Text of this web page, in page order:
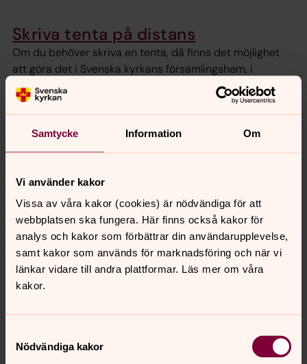
Samtycke Information Om
Vi använder kakor
Vissa av våra kakor (cookies) är nödvändiga för att
webbplatsen ska fungera. Här finns också kakor för
analys och kakor som förbättrar din användarupplevelse,
samt kakor som används för marknadsföring och när vi
länkar vidare till andra plattformar. Läs mer om våra
kakor.
Nödvändiga kakor
Skriva tenta på distans
Om du behöver skriva en tenta, då finns det möjlighet
att göra det i Svenska kyrkans församlingshem, i
Lausanne eller Zürich.
Nyttiga länkar i Schweiz
med våra riktlinjer.
Diakoni
Alla behöver vi ibland hjälp på olika sätt. Behöver du
hjälp att handla mat och mediciner kan vi, speciellt för
äldre som som tycker att det är obehagligt med smitta
och stora folksamlingar, erbjuda hjälp. Ibland kan hjälpen